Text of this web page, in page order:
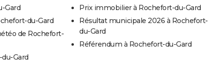
Gard
du-Gard
de Rochefort-
Gard
Prix immobilier à Rochefort-du-Gard
Résultat municipale 2026 à Rochefort-
du-Gard
Référendum à Rochefort-du-Gard